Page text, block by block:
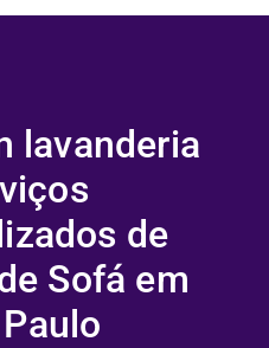
lavanderia
de
Sofá em